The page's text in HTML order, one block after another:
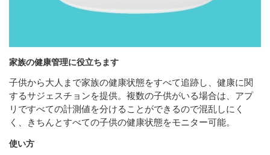
家族の健康管理に役立ちます
子供から大人まで家族の健康状態をすべて追跡し、健康に関
するサジェスチョンを提供。複数の子供がいる場合は、アプ
リですべての計測値を分けることができるので混乱しにく
く、きちんとすべての子供の健康状態をモニター可能。
使い方